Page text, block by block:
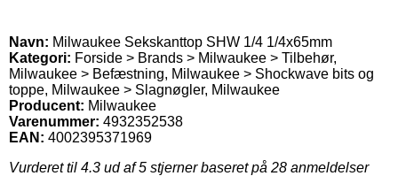
Navn: Milwaukee Sekskanttop SHW 1/4 1/4x65mm
Kategori: Forside > Brands > Milwaukee > Tilbehør,
Milwaukee > Befæstning, Milwaukee > Shockwave bits og
toppe, Milwaukee > Slagnøgler, Milwaukee
Producent: Milwaukee
Varenummer: 4932352538
EAN: 4002395371969
Vurderet til 4.3 ud af 5 stjerner baseret på 28 anmeldelser